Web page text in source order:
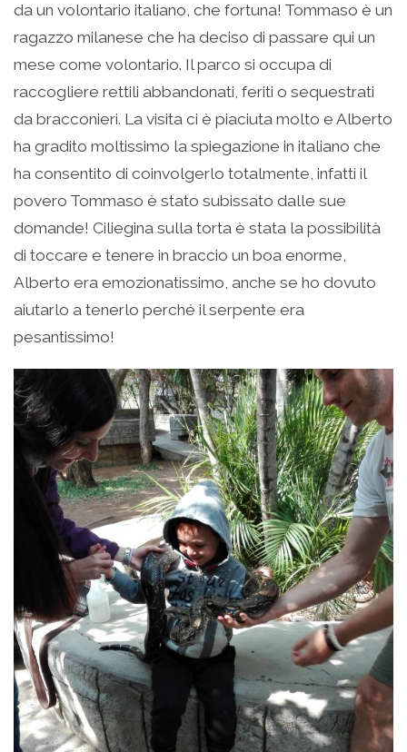
da un volontario italiano, che fortuna! Tommaso è un
ragazzo milanese che ha deciso di passare qui un
mese come volontario. Il parco si occupa di
raccogliere rettili abbandonati, feriti o sequestrati
da bracconieri. La visita ci è piaciuta molto e Alberto
ha gradito moltissimo la spiegazione in italiano che
ha consentito di coinvolgerlo totalmente, infatti il
povero Tommaso è stato subissato dalle sue
domande! Ciliegina sulla torta è stata la possibilità
di toccare e tenere in braccio un boa enorme,
Alberto era emozionatissimo, anche se ho dovuto
aiutarlo a tenerlo perché il serpente era
pesantissimo!